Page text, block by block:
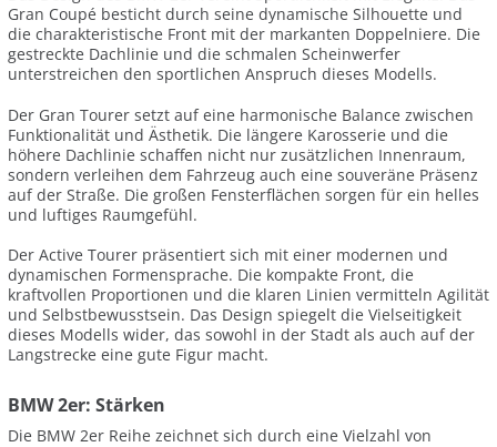
Gran Coupé besticht durch seine dynamische Silhouette und
die charakteristische Front mit der markanten Doppelniere. Die
gestreckte Dachlinie und die schmalen Scheinwerfer
unterstreichen den sportlichen Anspruch dieses Modells.
Der Gran Tourer setzt auf eine harmonische Balance zwischen
Funktionalität und Ästhetik. Die längere Karosserie und die
höhere Dachlinie schaffen nicht nur zusätzlichen Innenraum,
sondern verleihen dem Fahrzeug auch eine souveräne Präsenz
auf der Straße. Die großen Fensterflächen sorgen für ein helles
und luftiges Raumgefühl.
Der Active Tourer präsentiert sich mit einer modernen und
dynamischen Formensprache. Die kompakte Front, die
kraftvollen Proportionen und die klaren Linien vermitteln Agilität
und Selbstbewusstsein. Das Design spiegelt die Vielseitigkeit
dieses Modells wider, das sowohl in der Stadt als auch auf der
Langstrecke eine gute Figur macht.
BMW 2er: Stärken
Die BMW 2er Reihe zeichnet sich durch eine Vielzahl von